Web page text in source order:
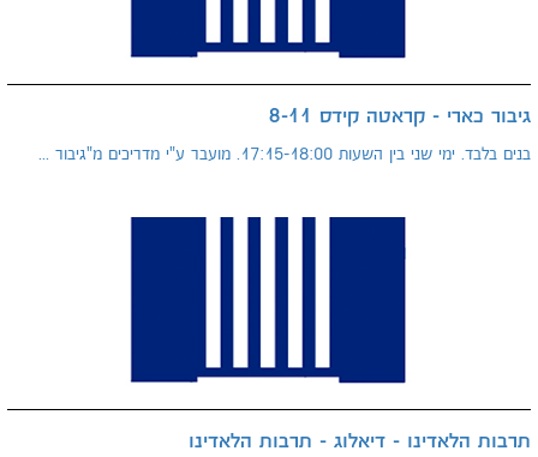
גיבור כארי - קראטה קידס 8-11
בנים בלבד. ימי שני בין השעות 17:15-18:00. מועבר ע"י מדריכים מ"גיבור ...
תרבות הלאדינו - דיאלוג - תרבות הלאדינו